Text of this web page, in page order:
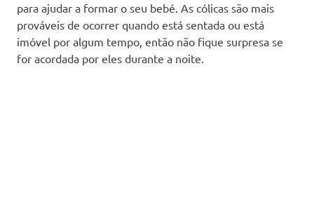
para ajudar a formar o seu bebé. As cólicas são mais
prováveis ​​de ocorrer quando está sentada ou está
imóvel por algum tempo, então não fique surpresa se
for acordada por eles durante a noite.